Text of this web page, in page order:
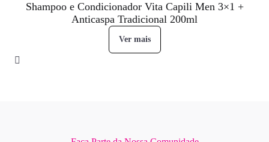
Shampoo e Condicionador Vita Capili Men 3×1 +
Anticaspa Tradicional 200ml
Ver mais